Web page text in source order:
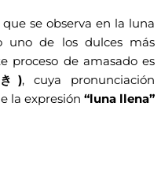
se observa en la luna
uno de los dulces más
proceso de amasado es
), cuya pronunciación
la expresión “luna llena”